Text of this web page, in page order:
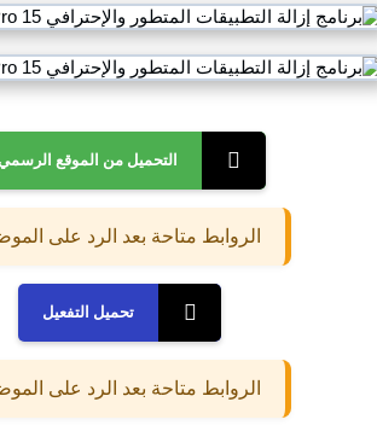
التحميل من الموقع
الروابط متاحة بعد الرد على
تحميل التفعيل
الروابط متاحة بعد الرد على